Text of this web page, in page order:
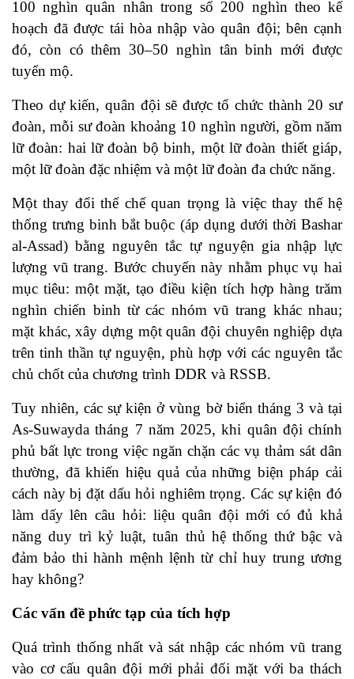
100 nghìn quân nhân trong số 200 nghìn theo kế
hoạch đã được tái hòa nhập vào quân đội; bên cạnh
đó, còn có thêm 30–50 nghìn tân binh mới được
tuyển mộ.
Theo dự kiến, quân đội sẽ được tổ chức thành 20 sư
đoàn, mỗi sư đoàn khoảng 10 nghìn người, gồm năm
lữ đoàn: hai lữ đoàn bộ binh, một lữ đoàn thiết giáp,
một lữ đoàn đặc nhiệm và một lữ đoàn đa chức năng.
Một thay đổi thể chế quan trọng là việc thay thế hệ
thống trưng binh bắt buộc (áp dụng dưới thời Bashar
al-Assad) bằng nguyên tắc tự nguyện gia nhập lực
lượng vũ trang. Bước chuyển này nhằm phục vụ hai
mục tiêu: một mặt, tạo điều kiện tích hợp hàng trăm
nghìn chiến binh từ các nhóm vũ trang khác nhau;
mặt khác, xây dựng một quân đội chuyên nghiệp dựa
trên tinh thần tự nguyện, phù hợp với các nguyên tắc
chủ chốt của chương trình DDR và RSSB.
Tuy nhiên, các sự kiện ở vùng bờ biển tháng 3 và tại
As-Suwayda tháng 7 năm 2025, khi quân đội chính
phủ bất lực trong việc ngăn chặn các vụ thảm sát dân
thường, đã khiến hiệu quả của những biện pháp cải
cách này bị đặt dấu hỏi nghiêm trọng. Các sự kiện đó
làm dấy lên câu hỏi: liệu quân đội mới có đủ khả
năng duy trì kỷ luật, tuân thủ hệ thống thứ bậc và
đảm bảo thi hành mệnh lệnh từ chỉ huy trung ương
hay không?
Các vấn đề phức tạp của tích hợp
Quá trình thống nhất và sát nhập các nhóm vũ trang
vào cơ cấu quân đội mới phải đối mặt với ba thách